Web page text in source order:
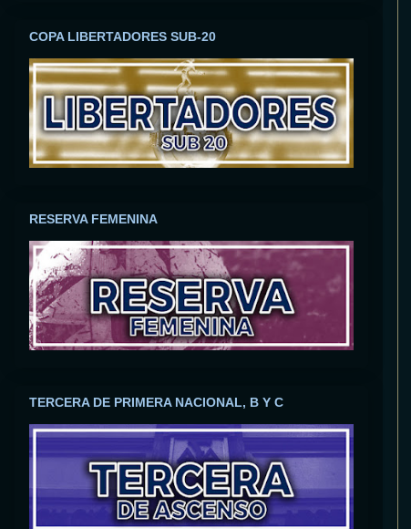
COPA LIBERTADORES SUB-20
RESERVA FEMENINA
TERCERA DE PRIMERA NACIONAL, B Y C